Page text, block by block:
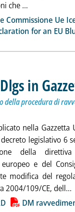
che ...
Commissione Ue
for an EU
in
della procedura di
nella
legislativo 6
della
europeo e del
modifica del
2004/109/CE, dell...
DM